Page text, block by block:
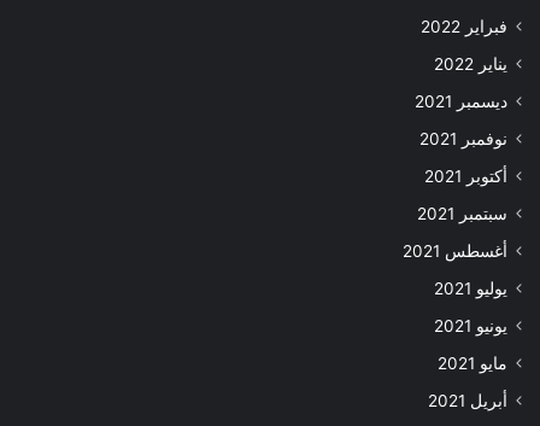
فبراير 2022
يناير 2022
ديسمبر 2021
نوفمبر 2021
أكتوبر 2021
سبتمبر 2021
أغسطس 2021
يوليو 2021
يونيو 2021
مايو 2021
أبريل 2021